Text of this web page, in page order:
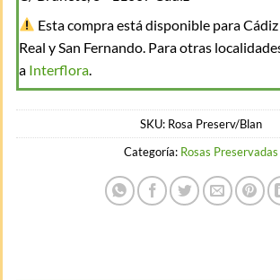
Esta compra está disponible para
Real y San Fernando. Para otras
a Interflora
SKU: Rosa Preserv/Blan
Categoría: Rosas Preservadas